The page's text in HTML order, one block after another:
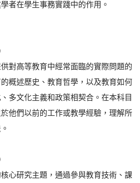
者在學生事務實踐中的作用。
對高等教育中經常面臨的實際問題的
概述歷史、教育哲學，以及教育如何
多文化主義和政策相契合。在本科目
他們以前的工作或教學經驗，理解所
心研究主題，通過參與教育技術、課